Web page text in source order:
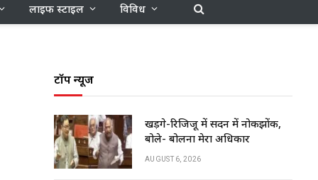
लाइफ स्टाइल विविध
टॉप न्यूज
खड़गे-रिजिजू में सदन में नोकझोंक,
बोले- बोलना मेरा अधिकार
AUGUST 6, 2026